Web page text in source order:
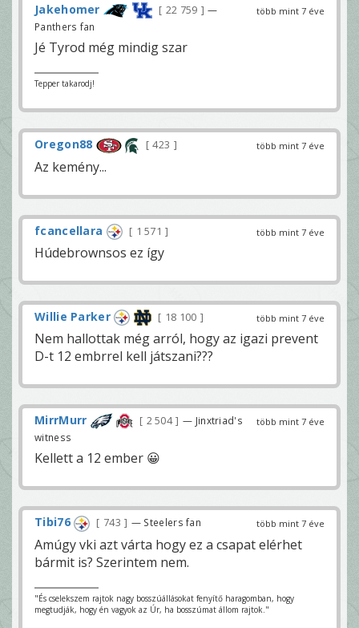
több mint 7 éve
Jakehomer 22 759
—
Panthers fan
Jé Tyrod még mindig szar
Tepper takarodj!
több mint 7 éve
Oregon88 423
Az kemény...
több mint 7 éve
fcancellara 1 571
Húdebrownsos ez így
több mint 7 éve
Willie Parker 18 100
Nem hallottak még arról, hogy az igazi prevent
D-t 12 embrrel kell játszani???
több mint 7 éve
MirrMurr 2 504
— Jinxtriad's
witness
Kellett a 12 ember 😀
több mint 7 éve
Tibi76 743 — Steelers fan
Amúgy vki azt várta hogy ez a csapat elérhet
bármit is? Szerintem nem.
"És cselekszem rajtok nagy bosszúállásokat fenyítő haragomban, hogy
megtudják, hogy én vagyok az Úr, ha bosszúmat állom rajtok."